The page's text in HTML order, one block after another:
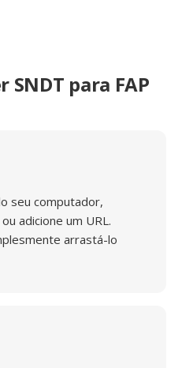
para FAP
seu computador,
adicione um URL.
arrastá-lo